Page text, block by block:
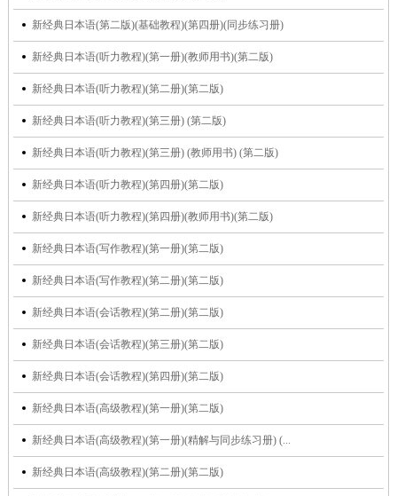
新经典日本语(第二版)(基础教程)(第四册)(同步练习册)
新经典日本语(听力教程)(第一册)(教师用书)(第二版)
新经典日本语(听力教程)(第二册)(第二版)
新经典日本语(听力教程)(第三册) (第二版)
新经典日本语(听力教程)(第三册) (教师用书) (第二版)
新经典日本语(听力教程)(第四册)(第二版)
新经典日本语(听力教程)(第四册)(教师用书)(第二版)
新经典日本语(写作教程)(第一册)(第二版)
新经典日本语(写作教程)(第二册)(第二版)
新经典日本语(会话教程)(第二册)(第二版)
新经典日本语(会话教程)(第三册)(第二版)
新经典日本语(会话教程)(第四册)(第二版)
新经典日本语(高级教程)(第一册)(第二版)
新经典日本语(高级教程)(第一册)(精解与同步练习册) (...
新经典日本语(高级教程)(第二册)(第二版)